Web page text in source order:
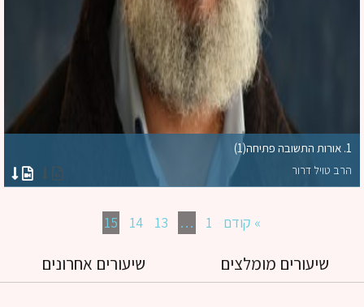
הרב טויל דרור
» קודם …
13
14
15
שיעורים מומלצים שיעורים אחרונים